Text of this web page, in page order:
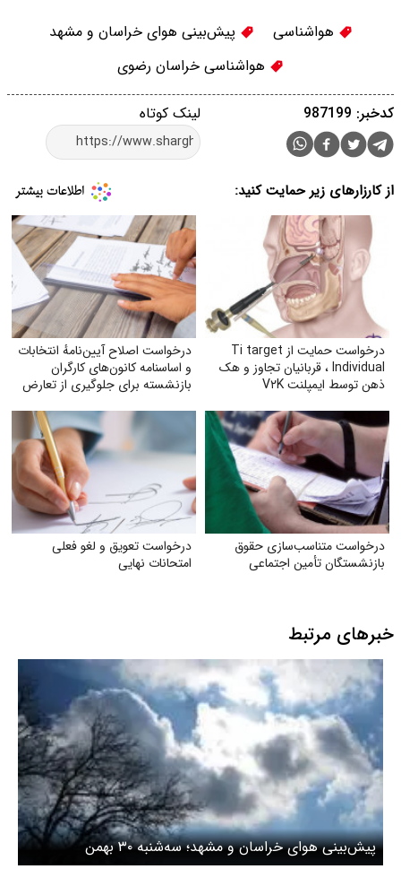
هواشناسی
پیش‌بینی هوای خراسان و مشهد
هواشناسی خراسان رضوی
لینک کوتاه کدخبر: 987199
از کارزارهای زیر حمایت کنید:
درخواست حمایت از Ti target
Individual ، قربانیان تجاوز و هک
ذهن توسط ایمپلنت V۲K
درخواست اصلاح آیین‌نامهٔ انتخابات
و اساسنامه کانون‌های کارگران
بازنشسته برای جلوگیری از تعارض
درخواست متناسب‌سازی حقوق
بازنشستگان تأمین اجتماعی
درخواست تعویق و لغو فعلی
امتحانات نهایی
خبرهای مرتبط
پیش‌بینی هوای خراسان و مشهد؛ سه‌شنبه ۳۰ بهمن